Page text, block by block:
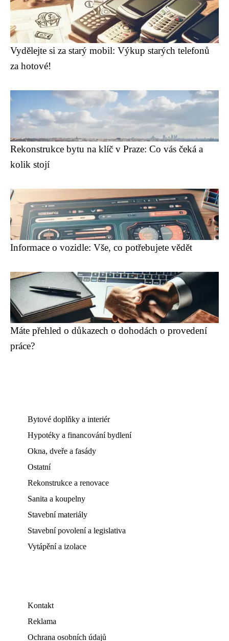
Vydělejte si za starý mobil: Výkup starých telefonů
za hotové!
Rekonstrukce bytu na klíč v Praze: Co vás čeká a
kolik stojí
Informace o vozidle: Vše, co potřebujete vědět
Máte přehled o důkazech o dohodách o provedení
práce?
Bytové doplňky a interiér
Hypotéky a financování bydlení
Okna, dveře a fasády
Ostatní
Rekonstrukce a renovace
Sanita a koupelny
Stavební materiály
Stavební povolení a legislativa
Vytápění a izolace
Kontakt
Reklama
Ochrana osobních údajů